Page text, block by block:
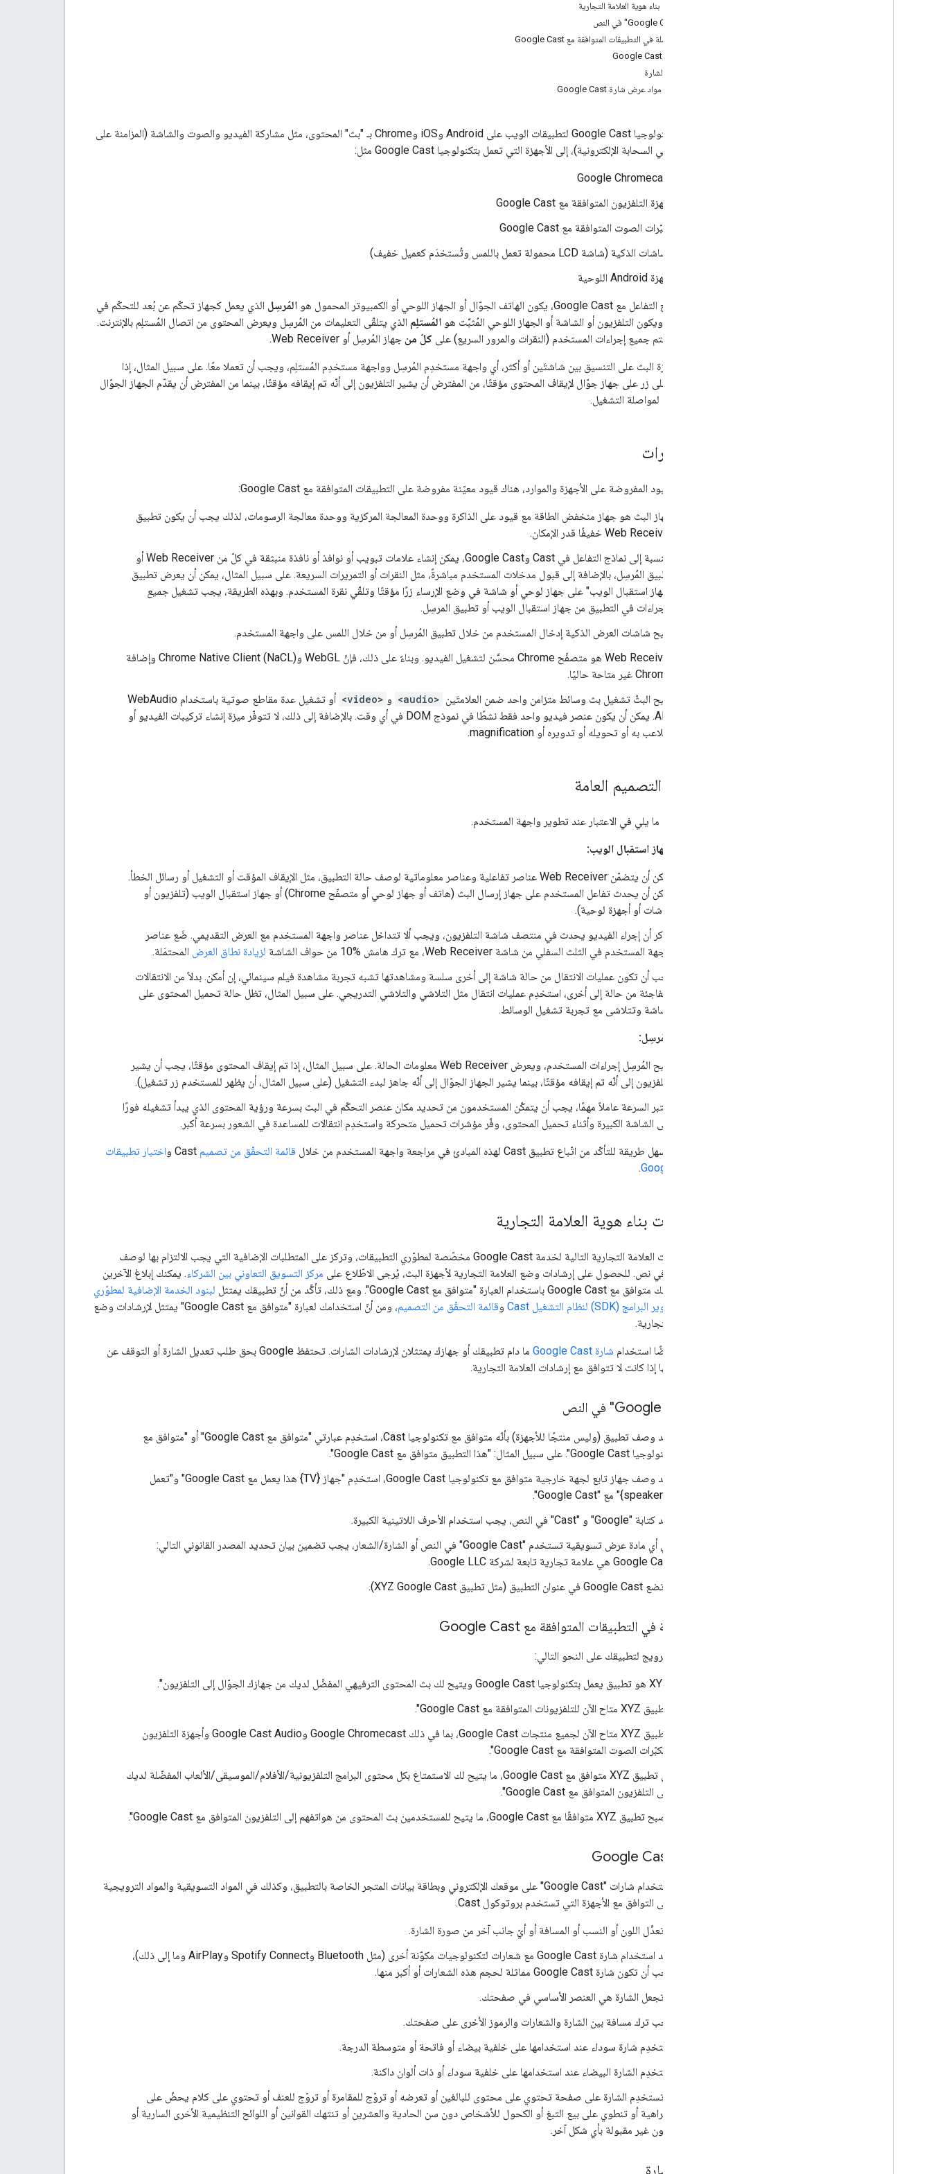
إرشادات بناء هوية العلامة التجارية
المراسلة في التطبيقات المتوافقة مع Google Cast
ربط الشارة
تنزيل مواد عرض شارة Google Cast
تسمح تكنولوجيا Google Cast لتطبيقات الويب على Android وiOS وChrome بـ "بث" المحتوى، مثل مشاركة الفيديو والصوت والشاشة (المزامنة على
الجهاز وفي السحابة الإلكترونية)، إلى الأجهزة التي تعمل بتكنولوجيا Google Cast مثل:
Google Chromecast
أجهزة التلفزيون المتوافقة مع Google Cast
مكبّرات الصوت المتوافقة مع Google Cast
الشاشات الذكية (شاشة LCD محمولة تعمل باللمس وتُستخدَم كعميل خفيف)
أجهزة Android اللوحية
في نموذج التفاعل مع Google Cast، يكون الهاتف الجوّال أو الجهاز اللوحي أو الكمبيوتر المحمول هو المُرسِل الذي يعمل كجهاز تحكّم عن بُعد للتحكّم في
التشغيل، ويكون التلفزيون أو الشاشة أو الجهاز اللوحي المُثبَّت هو المُستلِم الذي يتلقّى التعليمات من المُرسِل ويعرض المحتوى من اتصال المُستلِم بالإنترنت.
يمكن أن تتم جميع إجراءات المستخدم (النقرات والمرور السريع) على كلّ من جهاز المُرسِل أو Web Receiver.
تعتمد ميزة البث على التنسيق بين شاشتَين أو أكثر، أي واجهة مستخدِم المُرسِل وواجهة مستخدِم المُستلِم، ويجب أن تعملا معًا. على سبيل المثال، إذا
ضغطت على زر على جهاز جوّال لإيقاف المحتوى مؤقتًا، من المفترض أن يشير التلفزيون إلى أنّه تم إيقافه مؤقتًا، بينما من المفترض أن يقدّم الجهاز الجوّال
زر تشغيل لمواصلة التشغيل.
الاعتبارات
بسبب القيود المفروضة على الأجهزة والموارد، هناك قيود معيّنة مفروضة على التطبيقات المتوافقة مع Google Cast:
جهاز البث هو جهاز منخفض الطاقة مع قيود على الذاكرة ووحدة المعالجة المركزية ووحدة معالجة الرسومات، لذلك يجب أن يكون تطبيق
Web Receiver خفيفًا قدر الإمكان.
بالنسبة إلى نماذج التفاعل في Cast وGoogle Cast، يمكن إنشاء علامات تبويب أو نوافذ أو نافذة منبثقة في كلّ من Web Receiver أو
تطبيق المُرسِل، بالإضافة إلى قبول مدخلات المستخدم مباشرةً، مثل النقرات أو التمريرات السريعة. على سبيل المثال، يمكن أن يعرض تطبيق
"جهاز استقبال الويب" على جهاز لوحي أو شاشة في وضع الإرساء زرًا مؤقتًا وتلقّي نقرة المستخدم. وبهذه الطريقة، يجب تشغيل جميع
الإجراءات في التطبيق من جهاز استقبال الويب أو تطبيق المرسِل.
تتيح شاشات العرض الذكية إدخال المستخدم من خلال تطبيق المُرسِل أو من خلال اللمس على واجهة المستخدم.
Web Receiver هو متصفّح Chrome محسَّن لتشغيل الفيديو. وبناءً على ذلك، فإنّ WebGL وChrome Native Client (NaCL) وإضافة
Chrome غير متاحة حاليًا.
يتيح البثّ تشغيل بث وسائط متزامن واحد ضمن العلامتَين <audio> و <video>
أو تشغيل عدة مقاطع صوتية باستخدام WebAudio
API. يمكن أن يكون عنصر فيديو واحد فقط نشطًا في نموذج DOM في أي وقت. بالإضافة إلى ذلك، لا تتوفّر ميزة إنشاء تركيبات الفيديو أو
التلاعب به أو تحويله أو تدويره أو magnification.
مبادئ التصميم العامة
يجب أخذ ما يلي في الاعتبار عند تطوير واجهة المستخدم.
واجهة جهاز استقبال الويب:
يمكن أن يتضمّن Web Receiver عناصر تفاعلية وعناصر معلوماتية لوصف حالة التطبيق، مثل الإيقاف المؤقت أو التشغيل أو رسائل الخطأ.
يمكن أن يحدث تفاعل المستخدم على جهاز إرسال البث (هاتف أو جهاز لوحي أو متصفّح Chrome) أو جهاز استقبال الويب (تلفزيون أو
شاشات أو أجهزة لوحية).
تذكر أن إجراء الفيديو يحدث في منتصف شاشة التلفزيون، ويجب ألا تتداخل عناصر واجهة المستخدم مع العرض التقديمي. ضَع عناصر
واجهة المستخدم في الثلث السفلي من شاشة Web Receiver، مع ترك هامش ‎10% من حواف الشاشة
لزيادة نطاق العرض المحتمَلة.
يجب أن تكون عمليات الانتقال من حالة شاشة إلى أخرى سلسة ومشاهدتها تشبه تجربة مشاهدة فيلم سينمائي، إن أمكن. بدلاً من الانتقالات
المفاجئة من حالة إلى أخرى، استخدِم عمليات انتقال مثل التلاشي والتلاشي التدريجي. على سبيل المثال، تظل حالة تحميل المحتوى على
الشاشة وتتلاشى مع تجربة تشغيل الوسائط.
واجهة المُرسِل:
يتيح المُرسِل إجراءات المستخدم، ويعرض Web Receiver معلومات الحالة. على سبيل المثال، إذا تم إيقاف المحتوى مؤقتًا، يجب أن يشير
التلفزيون إلى أنّه تم إيقافه مؤقتًا، بينما يشير الجهاز الجوّال إلى أنّه جاهز لبدء التشغيل (على سبيل المثال، أن يظهر للمستخدم زر تشغيل).
تُعتبر السرعة عاملاً مهمًا، يجب أن يتمكّن المستخدمون من تحديد مكان عنصر التحكّم في البث بسرعة ورؤية المحتوى الذي يبدأ تشغيله فورًا
على الشاشة الكبيرة وأثناء تحميل المحتوى، وفّر مؤشرات تحميل متحركة واستخدِم انتقالات للمساعدة في الشعور بسرعة أكبر.
وتتمثل أسهل طريقة للتأكّد من اتّباع تطبيق Cast لهذه المبادئ في مراجعة واجهة المستخدم من خلال قائمة التحقّق من تصميم
اختبار تطبيقات
Google Cast
.
إرشادات بناء هوية العلامة التجارية
إنّ إرشادات العلامة التجارية التالية لخدمة Google Cast مخصّصة لمطوّري التطبيقات، وتركز على المتطلبات الإضافية التي يجب الالتزام بها لوصف
تطبيقك في نص. للحصول على إرشادات وضع العلامة التجارية لأجهزة البث، يُرجى الاطّلاع على مركز التسويق التعاوني بين الشركاء. يمكنك إبلاغ الآخرين
بأنّ تطبيقك متوافق مع Google Cast باستخدام العبارة "متوافق مع Google Cast". ومع ذلك، تأكَّد من أنّ تطبيقك يمتثل
لبنود الخدمة الإضافية لمطوّري
حزمة تطوير البرامج (SDK) لنظام التشغيل Cast
وقائمة التحقّق من التصميم
، ومن أنّ استخدامك لعبارة "متوافق مع Google Cast" يمتثل لإرشادات وضع
العلامة التجارية.
يمكنك أيضًا استخدام شارة Google Cast
ما دام تطبيقك أو جهازك يمتثلان لإرشادات الشارات. تحتفظ Google بحق طلب تعديل الشارة أو التوقف عن
استخدامها إذا كانت لا تتوافق مع إرشادات العلامة التجارية.
عند وصف تطبيق (وليس منتجًا للأجهزة) بأنّه متوافق مع تكنولوجيا Cast، استخدِم عبارتي "متوافق مع Google Cast" أو "متوافق مع
تكنولوجيا Google Cast". على سبيل المثال: "هذا التطبيق متوافق مع Google Cast".
عند وصف جهاز تابع لجهة خارجية متوافق مع تكنولوجيا Google Cast، استخدِم "جهاز {TV} هذا يعمل مع Google Cast" و"تعمل
عند كتابة "Google" و "Cast" في النص، يجب استخدام الأحرف اللاتينية الكبيرة.
في أي مادة عرض تسويقية تستخدم "Google Cast" في النص أو الشارة/الشعار، يجب تضمين بيان تحديد المصدر القانوني التالي:
Google Cast هي علامة تجارية تابعة لشركة Google LLC.
لا تضع Google Cast في عنوان التطبيق (مثل تطبيق XYZ Google Cast).
المراسلة في التطبيقات المتوافقة مع Google Cast
يمكنك الترويج لتطبيقك على النحو التالي:
"تطبيق XYZ متاح الآن للتلفزيونات المتوافقة مع Google Cast".
"تطبيق XYZ متاح الآن لجميع منتجات Google Cast، بما في ذلك Google Chromecast وGoogle Cast Audio وأجهزة التلفزيون
ومكبّرات الصوت المتوافقة مع Google Cast".
"إنّ تطبيق XYZ متوافق مع Google Cast، ما يتيح لك الاستمتاع بكل محتوى البرامج التلفزيونية/الأفلام/الموسيقى/الألعاب المفضّلة لديك
على التلفزيون المتوافق مع Google Cast".
"أصبح تطبيق XYZ متوافقًا مع Google Cast، ما يتيح للمستخدمين بث المحتوى من هواتفهم إلى التلفزيون المتوافق مع Google Cast".
يمكنك استخدام شارات "Google Cast" على موقعك الإلكتروني وبطاقة بيانات المتجر الخاصة بالتطبيق، وكذلك في المواد التسويقية والمواد الترويجية
للإشارة إلى التوافق مع الأجهزة التي تستخدم بروتوكول Cast.
لا تعدِّل اللون أو النسب أو المسافة أو أيّ جانب آخر من صورة الشارة.
عند استخدام شارة Google Cast مع شعارات لتكنولوجيات مكوّنة أخرى (مثل Bluetooth وSpotify Connect وAirPlay وما إلى ذلك)،
يجب أن تكون شارة Google Cast مماثلة لحجم هذه الشعارات أو أكبر منها.
لا تجعل الشارة هي العنصر الأساسي في صفحتك.
يجب ترك مسافة بين الشارة والشعارات والرموز الأخرى على صفحتك.
استخدِم شارة سوداء عند استخدامها على خلفية بيضاء أو فاتحة أو متوسطة الدرجة.
استخدِم الشارة البيضاء عند استخدامها على خلفية سوداء أو ذات ألوان داكنة.
لا تستخدِم الشارة على صفحة تحتوي على محتوى للبالغين أو تعرضه أو تروّج للمقامرة أو تروّج للعنف أو تحتوي على كلام يحضّ على
الكراهية أو تنطوي على بيع التبغ أو الكحول للأشخاص دون سن الحادية والعشرين أو تنتهك القوانين أو اللوائح التنظيمية الأخرى السارية أو
تكون غير مقبولة بأي شكل آخر.
ربط الشارة